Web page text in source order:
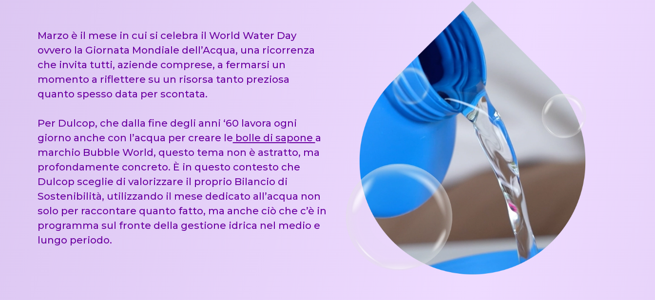
Marzo è il mese in cui si celebra il World Water Day
ovvero la Giornata Mondiale dell’Acqua, una ricorrenza
che invita tutti, aziende comprese, a fermarsi un
momento a riflettere su un risorsa tanto preziosa
quanto spesso data per scontata.
Per Dulcop, che dalla fine degli anni ‘60 lavora ogni
giorno anche con l’acqua per creare le bolle di sapone a
marchio Bubble World, questo tema non è astratto, ma
profondamente concreto. È in questo contesto che
Dulcop sceglie di valorizzare il proprio Bilancio di
Sostenibilità, utilizzando il mese dedicato all’acqua non
solo per raccontare quanto fatto, ma anche ciò che c’è in
programma sul fronte della gestione idrica nel medio e
lungo periodo.